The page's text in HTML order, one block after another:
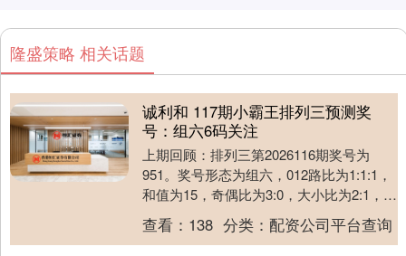
隆盛策略 相关话题
诚利和 117期小霸王排列三预测奖
号：组六6码关注
上期回顾：排列三第2026116期奖号为
951。奖号形态为组六，012路比为1:1:1，
和值为15，奇偶比为3:0，大小比为2:1，跨
度为8。 排列三从2004....
查看： 138 分类：配资公司平台查询